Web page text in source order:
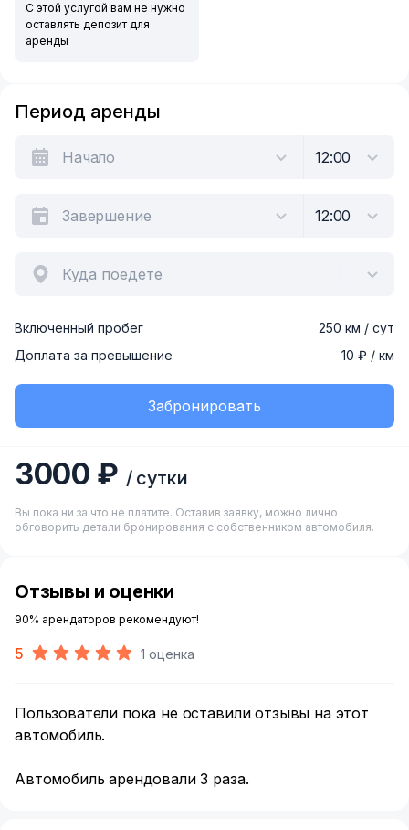
С этой услугой вам не нужно
оставлять депозит для
аренды
Период аренды
Куда поедете
Включенный пробег
250 км / сут
Доплата за превышение
10 ₽ / км
Забронировать
3000 ₽ / сутки
Вы пока ни за что не платите. Оставив заявку, можно лично
обговорить детали бронирования с собственником автомобиля.
Отзывы и оценки
90% арендаторов рекомендуют!
5 1 оценка
Пользователи пока не оставили отзывы на этот
автомобиль.
Автомобиль арендовали 3 раза.